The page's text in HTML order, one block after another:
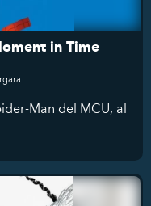
in Time
Man del MCU, al